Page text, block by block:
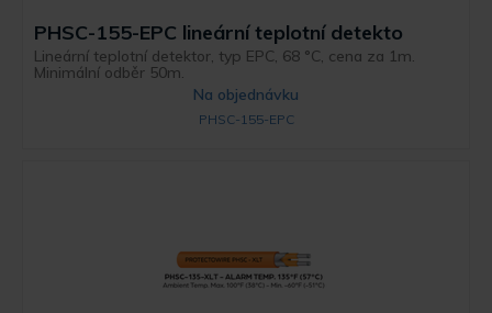
PHSC-155-EPC lineární teplotní detekto
Lineární teplotní detektor, typ EPC, 68 °C, cena za 1m.
Minimální odběr 50m.
Na objednávku
PHSC-155-EPC